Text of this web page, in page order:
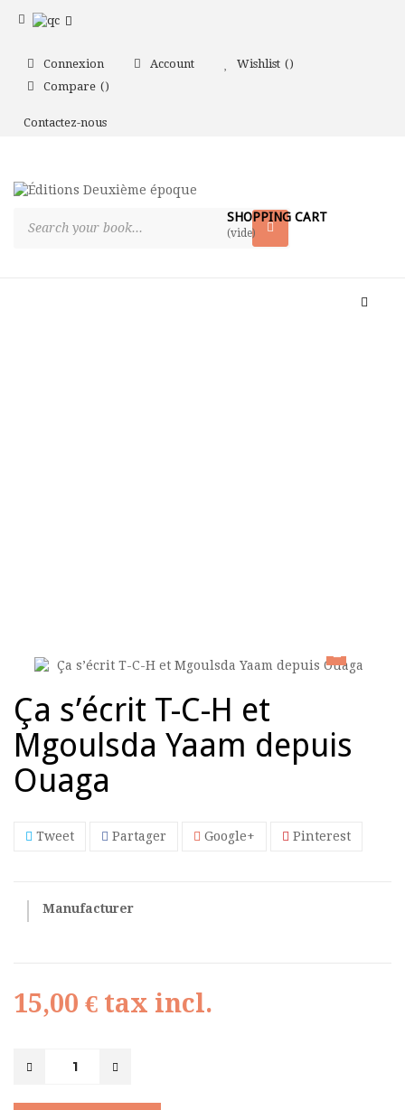
Connexion Account
Wishlist
Compare
Contactez-nous
SHOPPING CART
(vide)
Toggle
Ça s’écrit T-C-H et
Mgoulsda Yaam depuis
Ouaga
Tweet Partager Google+ Pinterest
Manufacturer
15,00 € tax incl.